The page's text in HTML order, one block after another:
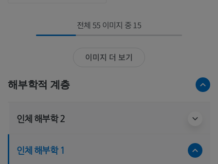
전체 55 이미지 중 15
이미지 더 보기
해부학적 계층
인체 해부학 2
인체 해부학 1